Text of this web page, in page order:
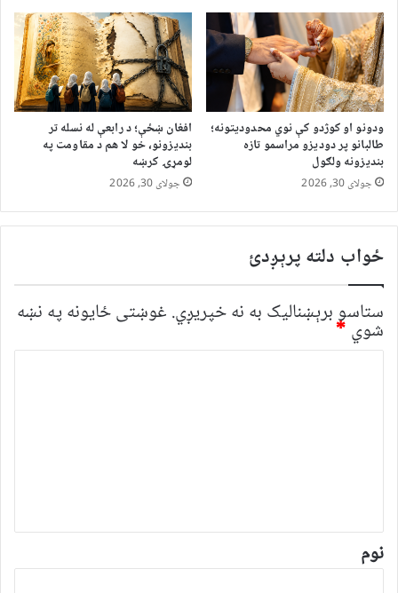
ودونو او کوژدو کې نوي محدودیتونه؛
طالبانو پر دودیزو مراسمو تازه
بندیزونه ولګول
جولای 30, 2026
افغان ښځې؛ د رابعې له نسله تر
بندیزونو، خو لا هم د مقاومت په
لومړۍ کرښه
جولای 30, 2026
ځواب دلته پرېږدئ
ستاسو برېښناليک به نه خپريږي. غوښتى ځایونه په نښه
شوي *
*
نوم